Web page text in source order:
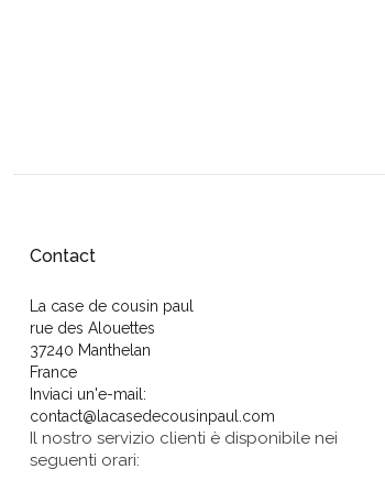
Contact
La case de cousin paul
rue des Alouettes
37240 Manthelan
France
Inviaci un'e-mail:
contact@lacasedecousinpaul.com
Il nostro servizio clienti è disponibile nei
seguenti orari: